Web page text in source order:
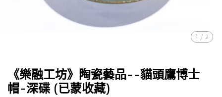
1 / 2
《樂融工坊》陶瓷藝品--貓頭鷹博士
帽-深碟 (已蒙收藏)